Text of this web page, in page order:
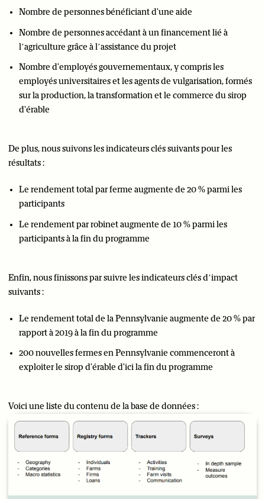
Nombre de personnes bénéficiant d'une aide
Nombre de personnes accédant à un financement lié à
l’agriculture grâce à l’assistance du projet
Nombre d'employés gouvernementaux, y compris les
employés universitaires et les agents de vulgarisation, formés
sur la production, la transformation et le commerce du sirop
d'érable
De plus, nous suivons les indicateurs clés suivants pour les
résultats :
Le rendement total par ferme augmente de 20 % parmi les
participants
Le rendement par robinet augmente de 10 % parmi les
participants à la fin du programme
Enfin, nous finissons par suivre les indicateurs clés d’impact
suivants :
Le rendement total de la Pennsylvanie augmente de 20 % par
rapport à 2019 à la fin du programme
200 nouvelles fermes en Pennsylvanie commenceront à
exploiter le sirop d'érable d'ici la fin du programme
Voici une liste du contenu de la base de données :